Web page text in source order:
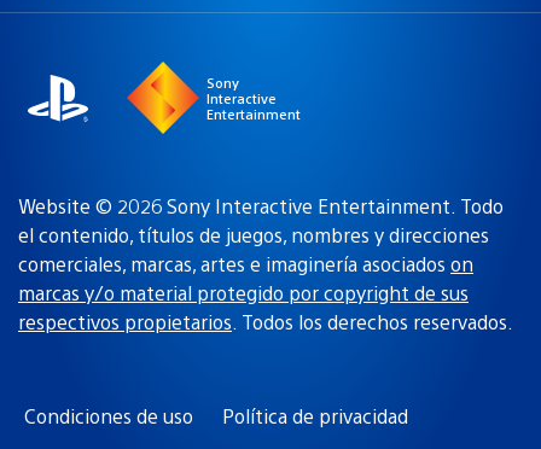
Sony
Interactive
Entertainment
Website © 2026 Sony Interactive Entertainment. Todo
el contenido, títulos de juegos, nombres y direcciones
comerciales, marcas, artes e imaginería asociados on
marcas y/o material protegido por copyright de sus
respectivos propietarios. Todos los derechos reservados.
Condiciones de uso
Política de privacidad